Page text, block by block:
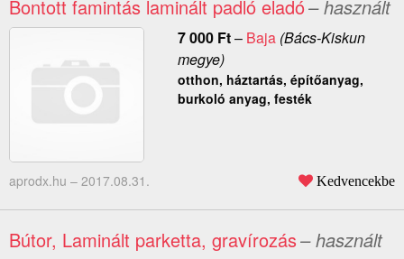
Bontott famintás laminált padló eladó– használt
7 000 Ft– Baja(Bács-Kiskun
megye)
otthon, háztartás, építőanyag,
burkoló anyag, festék
aprodx.hu – 2017.08.31. Kedvencekbe
Bútor, Laminált parketta, gravírozás– használt